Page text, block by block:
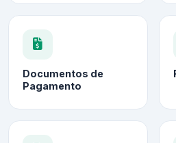
Documentos de
Pagamento